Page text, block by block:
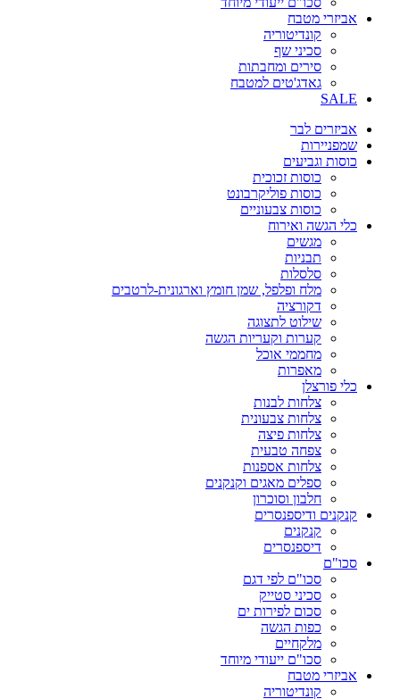
אביזרי מטבח
קונדיטוריה
סכיני שף
סירים ומחבתות
גאדג'טים למטבח
SALE
אביזרים לבר
שמפניירות
כוסות וגביעים
כוסות זכוכית
כוסות פוליקרבונט
כוסות צבעוניים
כלי הגשה ואירוח
מגשים
תבניות
סלסלות
מלח ופלפל, שמן חומץ וארגונית-לרטבים
דקורציה
שילוט לתצוגה
קערות וקעריות הגשה
מחממי אוכל
מאפרות
כלי פורצלן
צלחות לבנות
צלחות צבעונית
צלחות פיצה
צפחה טבעית
צלחות אספנות
ספלים מאגים וקנקנים
חלבון וסוכרון
קנקנים ודיספנסרים
קנקנים
דיספנסרים
סכו"ם
סכו"ם לפי דגם
סכיני סטייק
סכום לפירות ים
כפות הגשה
מלקחיים
סכו"ם ייעודי מיוחד
אביזרי מטבח
קונדיטוריה